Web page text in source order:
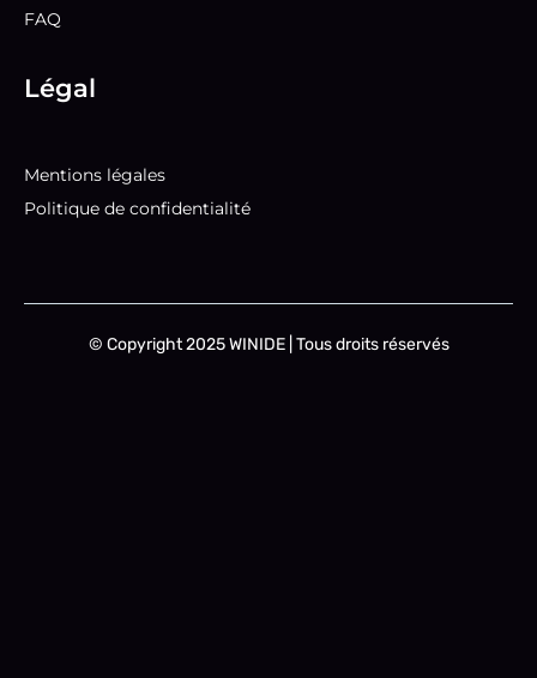
FAQ
Légal
Mentions légales
Politique de confidentialité
© Copyright 2025 WINIDE | Tous droits réservés